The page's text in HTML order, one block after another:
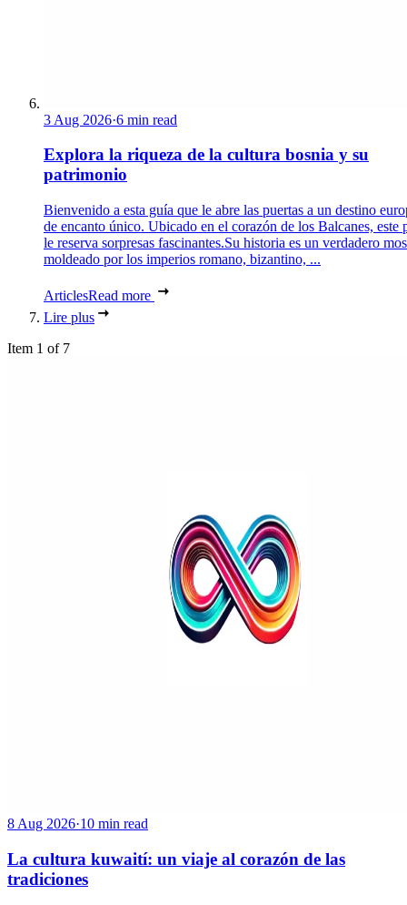
3 Aug 2026·6 min read
Explora la riqueza de la cultura bosnia y su
patrimonio
Bienvenido a esta guía que le abre las puertas a un destino
de encanto único. Ubicado en el corazón de los Balcanes, este
le reserva sorpresas fascinantes.Su historia es un verdadero
moldeado por los imperios romano, bizantino, ...
ArticlesRead more
Lire plus
Item 1 of 7
8 Aug 2026·10 min read
La cultura kuwaití: un viaje al corazón de las
tradiciones